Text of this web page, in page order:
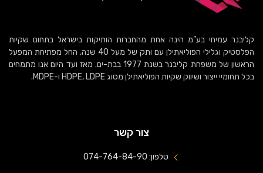
קליבנר עמיחי בע”מ הינה אחת מהחברות הותיקות בישראל בתחום שקיות
הפלסטיק וגלילי הפוליאתילן עם ותק של מעל 40 שנה, החל מפתיחת המפעל
הראשון של משפחת קליבנר בשנת 1977 בבת-ים. מאז ועד היום אנו מתמחים
בכל תחומיי ייצור ושיווק שקיות הפוליאתילן מסוג HDPE, LDPE ו-MDPE.
צור קשר
טלפון: 074-764-84-90